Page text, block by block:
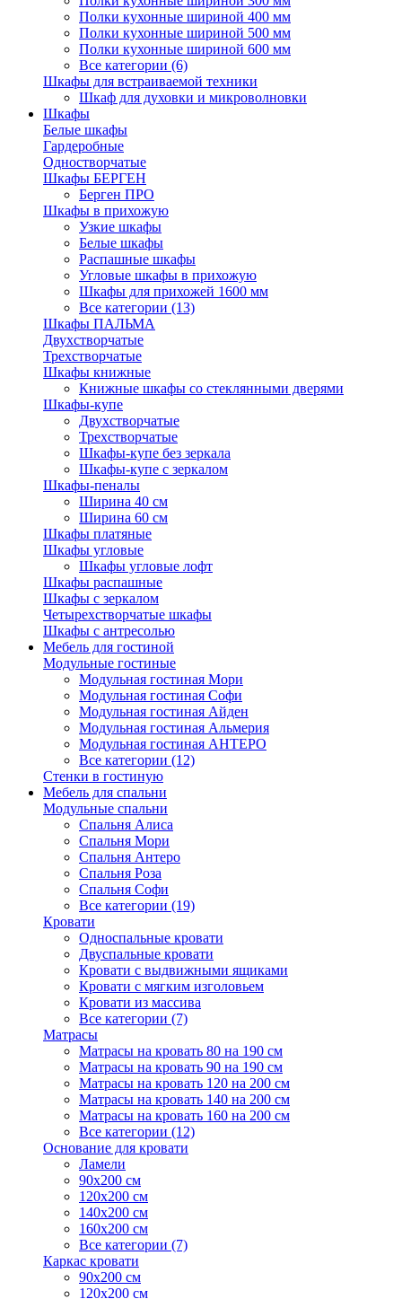
Полки кухонные шириной 400 мм
Полки кухонные шириной 500 мм
Полки кухонные шириной 600 мм
Все категории (6)
Шкафы для встраиваемой техники
Шкаф для духовки и микроволновки
Шкафы
Белые шкафы
Гардеробные
Одностворчатые
Шкафы БЕРГЕН
Берген ПРО
Шкафы в прихожую
Узкие шкафы
Белые шкафы
Распашные шкафы
Угловые шкафы в прихожую
Шкафы для прихожей 1600 мм
Все категории (13)
Шкафы ПАЛЬМА
Двухстворчатые
Трехстворчатые
Шкафы книжные
Книжные шкафы со стеклянными дверями
Шкафы-купе
Двухстворчатые
Трехстворчатые
Шкафы-купе без зеркала
Шкафы-купе с зеркалом
Шкафы-пеналы
Ширина 40 см
Ширина 60 см
Шкафы платяные
Шкафы угловые
Шкафы угловые лофт
Шкафы распашные
Шкафы с зеркалом
Четырехстворчатые шкафы
Шкафы с антресолью
Мебель для гостиной
Модульные гостиные
Модульная гостиная Мори
Модульная гостиная Софи
Модульная гостиная Айден
Модульная гостиная Альмерия
Модульная гостиная АНТЕРО
Все категории (12)
Стенки в гостиную
Мебель для спальни
Модульные спальни
Спальня Алиса
Спальня Мори
Спальня Антеро
Спальня Роза
Спальня Софи
Все категории (19)
Кровати
Односпальные кровати
Двуспальные кровати
Кровати с выдвижными ящиками
Кровати с мягким изголовьем
Кровати из массива
Все категории (7)
Матрасы
Матрасы на кровать 80 на 190 см
Матрасы на кровать 90 на 190 см
Матрасы на кровать 120 на 200 см
Матрасы на кровать 140 на 200 см
Матрасы на кровать 160 на 200 см
Все категории (12)
Основание для кровати
Ламели
90х200 см
120х200 см
140х200 см
160х200 см
Все категории (7)
Каркас кровати
90х200 см
120х200 см